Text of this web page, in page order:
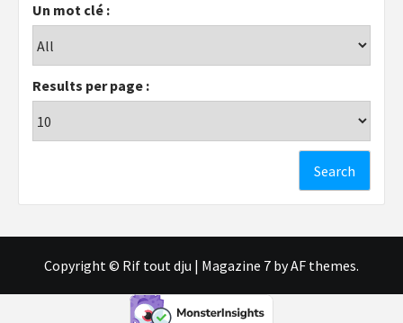
Un mot clé :
Results per page :
Copyright © Rif tout dju | Magazine 7 by AF themes.